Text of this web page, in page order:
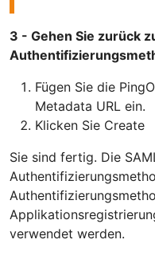
3 - Gehen Sie zurück
Fügen Sie die
Metadata URL ein.
Klicken Sie Create
Sie sind fertig. Die
verwendet werden.